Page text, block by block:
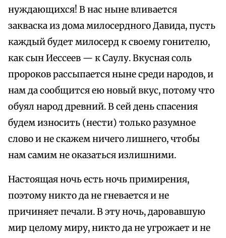
нуждающихся! В нас ныне вливается
закваска из дома милосердного Давида, пусть
каждый будет милосерд к своему гонителю,
как сын Иессеев — к Саулу. Вкусная соль
пророков рассыпается ныне среди народов, и
нам да сообщится ею новый вкус, потому что
обуял народ древний. В сей день спасения
будем износить (нести) только разумное
слово и не скажем ничего лишнего, чтобы
нам самим не оказаться излишними.
Настоящая ночь есть ночь примирения,
поэтому никто да не гневается и не
причиняет печали. В эту ночь, даровавшую
мир целому миру, никто да не угрожает и не